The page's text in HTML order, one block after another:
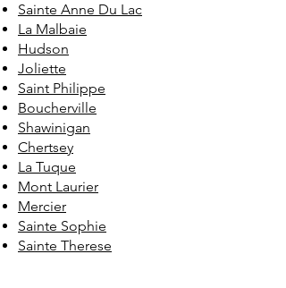
Sainte Anne Du Lac
La Malbaie
Hudson
Joliette
Saint Philippe
Boucherville
Shawinigan
Chertsey
La Tuque
Mont Laurier
Mercier
Sainte Sophie
Sainte Therese